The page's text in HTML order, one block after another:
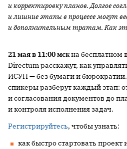
и корректировку планов. Долгое
и лишние этапы в процессе могут
и дополнительным тратам. Как
21 мая в 11:00 мскна бесплатном
Directum расскажут, как
ИСУП — без бумаги и
спикеры разберут каждый этап:
и согласования документов до
и контроля исполнения задач.
Регистрируйтесь, чтобы узнать:
как быстро стартовать проект